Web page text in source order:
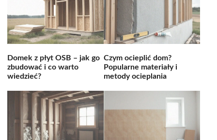
Domek z płyt OSB – jak go
zbudować i co warto
wiedzieć?
Czym ocieplić dom?
Popularne materiały i
metody ocieplania